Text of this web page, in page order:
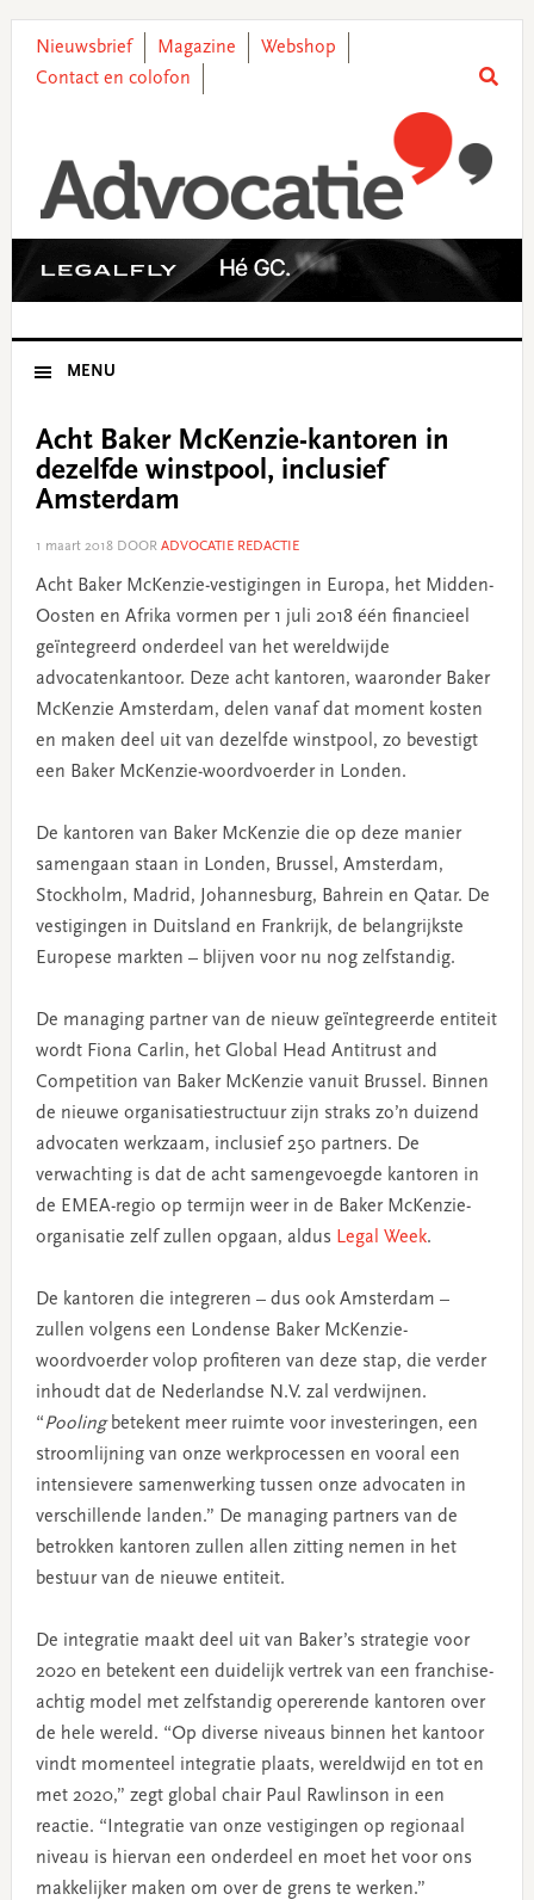
primary
main
primary
footer
Nieuwsbrief Magazine
Webshop
Contact en colofon
MENU
Acht Baker McKenzie-kantoren in
dezelfde winstpool, inclusief
Amsterdam
1 maart 2018DOOR ADVOCATIE REDACTIE
Acht Baker McKenzie-vestigingen in Europa, het Midden-
Oosten en Afrika vormen per 1 juli 2018 één financieel
geïntegreerd onderdeel van het wereldwijde
advocatenkantoor. Deze acht kantoren, waaronder Baker
McKenzie Amsterdam, delen vanaf dat moment kosten
en maken deel uit van dezelfde winstpool, zo bevestigt
een Baker McKenzie-woordvoerder in Londen.
De kantoren van Baker McKenzie die op deze manier
samengaan staan in Londen, Brussel, Amsterdam,
Stockholm, Madrid, Johannesburg, Bahrein en Qatar. De
vestigingen in Duitsland en Frankrijk, de belangrijkste
Europese markten – blijven voor nu nog zelfstandig.
De managing partner van de nieuw geïntegreerde entiteit
wordt Fiona Carlin, het Global Head Antitrust and
Competition van Baker McKenzie vanuit Brussel. Binnen
de nieuwe organisatiestructuur zijn straks zo’n duizend
advocaten werkzaam, inclusief 250 partners. De
verwachting is dat de acht samengevoegde kantoren in
de EMEA-regio op termijn weer in de Baker McKenzie-
organisatie zelf zullen opgaan, aldus Legal Week.
De kantoren die integreren – dus ook Amsterdam –
zullen volgens een Londense Baker McKenzie-
woordvoerder volop profiteren van deze stap, die verder
inhoudt dat de Nederlandse N.V. zal verdwijnen.
“Poolingbetekent meer ruimte voor investeringen, een
stroomlijning van onze werkprocessen en vooral een
intensievere samenwerking tussen onze advocaten in
verschillende landen.” De managing partners van de
betrokken kantoren zullen allen zitting nemen in het
bestuur van de nieuwe entiteit.
De integratie maakt deel uit van Baker’s strategie voor
2020 en betekent een duidelijk vertrek van een franchise-
achtig model met zelfstandig opererende kantoren over
de hele wereld. “Op diverse niveaus binnen het kantoor
vindt momenteel integratie plaats, wereldwijd en tot en
met 2020,” zegt global chair Paul Rawlinson in een
reactie. “Integratie van onze vestigingen op regionaal
niveau is hiervan een onderdeel en moet het voor ons
makkelijker maken om over de grens te werken.”